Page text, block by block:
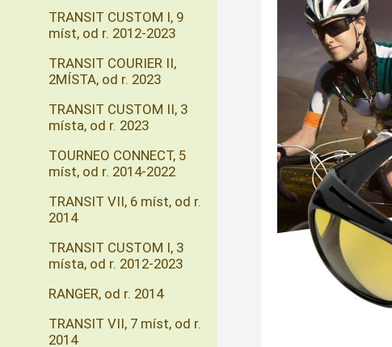
TRANSIT CUSTOM I, 9
míst, od r. 2012-2023
TRANSIT COURIER II,
2MÍSTA, od r. 2023
TRANSIT CUSTOM II, 3
místa, od r. 2023
TOURNEO CONNECT, 5
míst, od r. 2014-2022
TRANSIT VII, 6 míst, od r.
2014
TRANSIT CUSTOM I, 3
místa, od r. 2012-2023
RANGER, od r. 2014
TRANSIT VII, 7 míst, od r.
2014